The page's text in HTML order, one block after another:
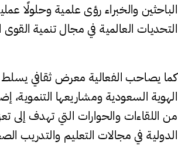
الباحثين والخبراء رؤى علمية وحلولًا
التحديات العالمية في مجال تنمية
كما يصاحب الفعالية معرض ثقافي
الهوية السعودية ومشاريعها التنموية،
من اللقاءات والحوارات التي تهدف إلى
الدولية في مجالات التعليم والتدريب